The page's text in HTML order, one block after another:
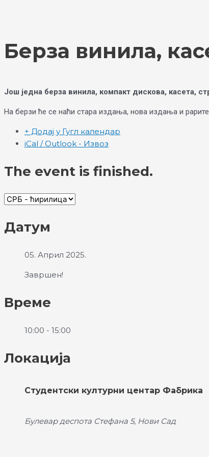
Берза винила,
Још једна берза винила, компакт дискова, касета,
На берзи ће се наћи стара издања, нова издања и
+ Додај у Гугл календар
iCal / Outlook - Извоз
The event is finished.
Датум
05. Април 2025.
Завршен!
Време
10:00 - 15:00
Локација
Студентски културни центар Фабрика
Булевар деспота Стефана 5, Нови Сад